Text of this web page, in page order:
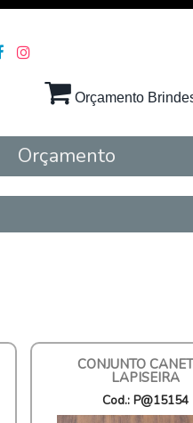
Orçamento
Orçamento
CONJUNTO
LAPISEIRA
Cod.: P@15154